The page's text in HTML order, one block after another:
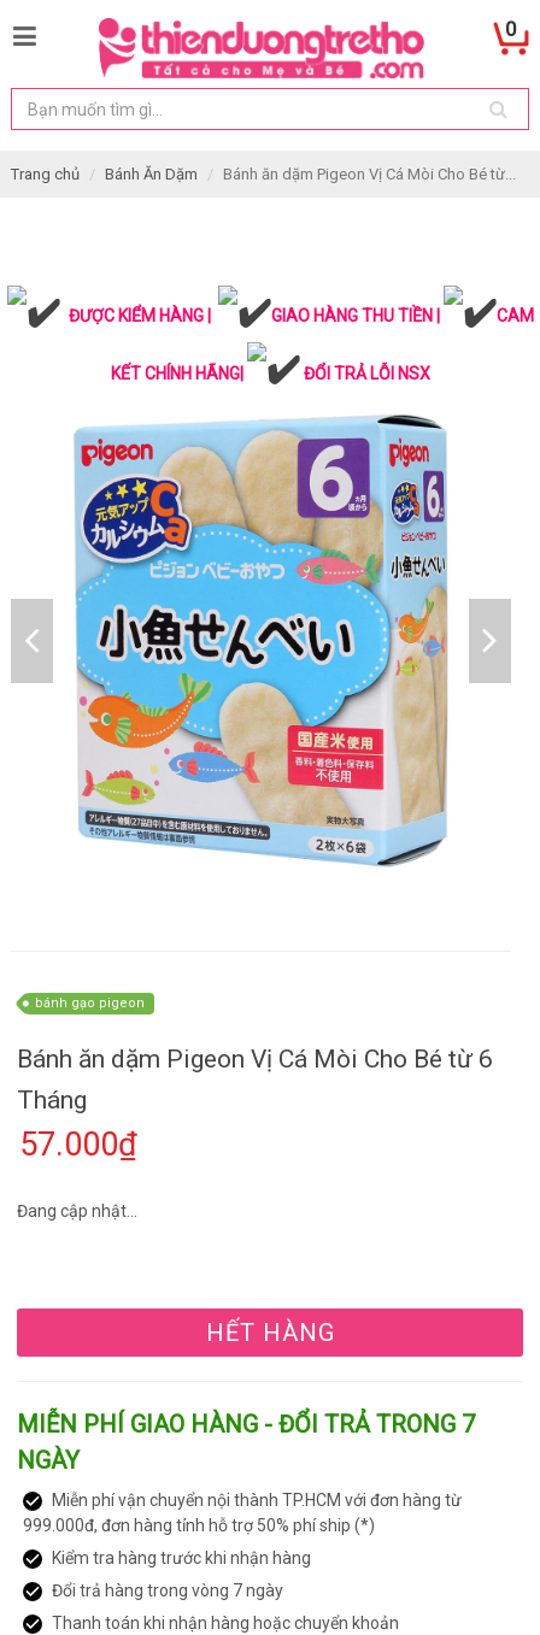
0
Trang chủ Bánh Ăn Dặm Bánh ăn dặm Pigeon Vị Cá Mòi Cho Bé từ...
ĐƯỢC KIỂM HÀNG | GIAO HÀNG THU TIỀN | CAM
KẾT CHÍNH HÃNG| ĐỔI TRẢ LỖI NSX
bánh gạo pigeon
Bánh ăn dặm Pigeon Vị Cá Mòi Cho Bé từ 6
Tháng
57.000₫
Đang cập nhật...
HẾT HÀNG
MIỄN PHÍ GIAO HÀNG - ĐỔI TRẢ TRONG 7
NGÀY
Miễn phí vận chuyển nội thành TP.HCM với đơn hàng từ
999.000đ, đơn hàng tỉnh hỗ trợ 50% phí ship (*)
Kiểm tra hàng trước khi nhận hàng
Đổi trả hàng trong vòng 7 ngày
Thanh toán khi nhận hàng hoặc chuyển khoản